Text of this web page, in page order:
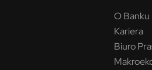
O Banku
Kariera
Biuro